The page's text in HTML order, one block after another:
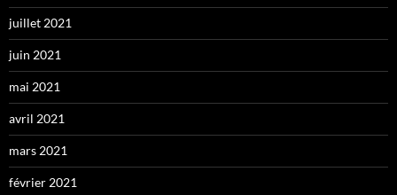
juillet 2021
juin 2021
mai 2021
avril 2021
mars 2021
février 2021